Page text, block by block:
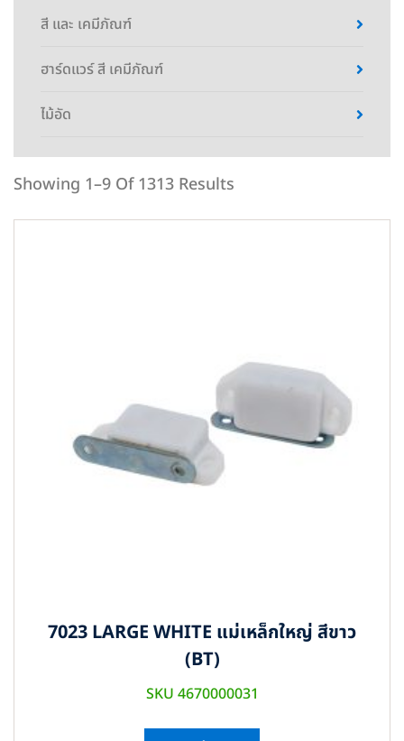
สี และ เคมีภัณฑ์
ฮาร์ดแวร์ สี เคมีภัณฑ์
ไม้อัด
Showing 1–9 Of 1313 Results
7023 LARGE WHITE แม่เหล็กใหญ่ สีขาว
(BT)
SKU 4670000031